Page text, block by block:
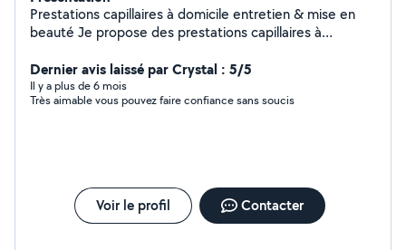
Prestations capillaires à domicile entretien & mise en
beauté Je propose des prestations capillaires à
application de produits capillaires mise en beauté et
conseils d'entretien Moment détente et confort chez
vous. Déplacement possible sur Marseille et alentours.
Dernier avis laissé par Crystal : 5/5
Il y a plus de 6 mois
Très aimable vous pouvez faire confiance sans soucis
Voir le profil Contacter